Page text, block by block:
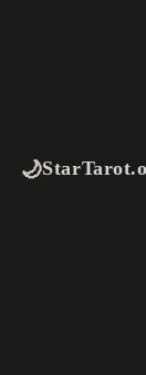
🌙